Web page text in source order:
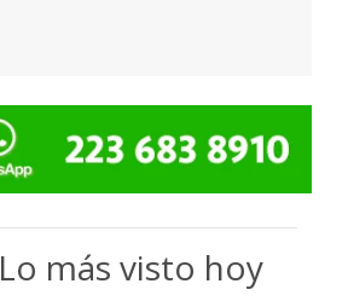
Lo más visto hoy